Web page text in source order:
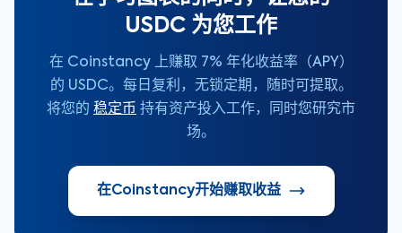
USDC 为您工作
在 Coinstancy 上赚取 7% 年化收益率（APY）
的 USDC。每日复利，无锁定期，随时可提取。
将您的 稳定币 持有资产投入工作，同时您研究市
场。
在Coinstancy开始赚取收益